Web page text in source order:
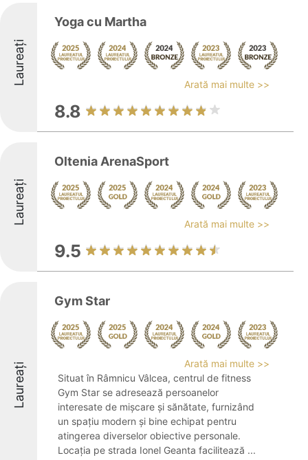
Laureați
Yoga cu Martha
Arată mai multe >>
8.8
Laureați
Oltenia ArenaSport
Arată mai multe >>
9.5
Laureați
Gym Star
Arată mai multe >>
Situat în Râmnicu Vâlcea, centrul de fitness
Gym Star se adresează persoanelor
interesate de mișcare și sănătate, furnizând
un spațiu modern și bine echipat pentru
atingerea diverselor obiective personale.
Locația pe strada Ionel Geanta facilitează ...